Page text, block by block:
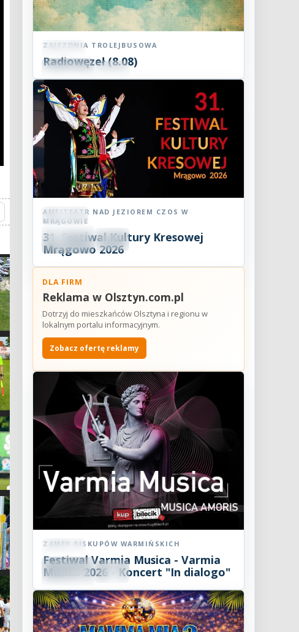
Koncert
08 SIE
2026
ZAJEZDNIA TROLEJBUSOWA
Radiowęzeł (8.08)
08 SIE 18:30
AMFITEATR NAD JEZIOREM CZOS W
MRĄGOWIE
31. Festiwal Kultury Kresowej
Mrągowo 2026
DLA FIRM
Reklama w Olsztyn.com.pl
Dotrzyj do mieszkańców Olsztyna i regionu w
lokalnym portalu informacyjnym.
Zobacz ofertę reklamy
Koncert
08 2026 19:00
ZAMEK BISKUPÓW WARMIŃSKICH
Festiwal Varmia Musica - Varmia
Musica 2026 - Koncert "In dialogo"